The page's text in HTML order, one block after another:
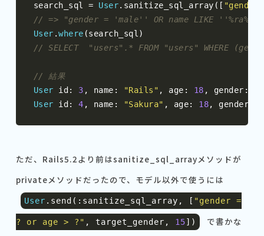
search_sql = User. sanitize_sql_array ([
// => "gender = 'male'' OR name LIKE ''%ra%'
User .where (search_sql )
// SELECT  "users".* FROM "users" WHERE
// 結果
User id : 3 , name : "Rails" , age : 18 , gender :
User id : 4 , name : "Sakura" , age: 18, gender
ただ、Rails5.2より前はsanitize_sql_arrayメソッドが
privateメソッドだったので、モデル以外で使うには
User . send (: sanitize_sql_array , [ "gender =
? or age > ?" , target_gender , 15])
で書かな